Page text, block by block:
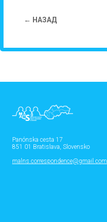
← НАЗАД
Panónska cesta 17
851 01 Bratislava, Slovensko
malns.correspondence@gmail.com